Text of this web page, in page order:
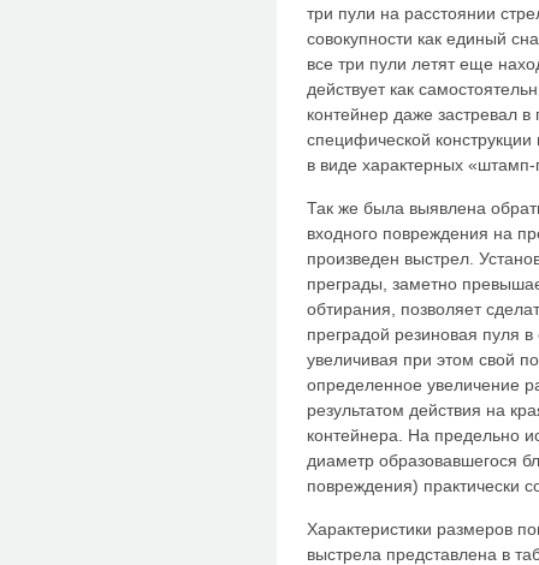
три пули на расстоянии
совокупности как единый
все три пули летят еще
действует как
контейнер даже застревал
специфической
в виде характерных
Так же была выявлена
входного повреждения на
произведен выстрел.
преграды, заметно
обтирания, позволяет
преградой резиновая пуля
увеличивая при этом свой
определенное увеличение
результатом действия на
контейнера. На предельно
диаметр образовавшегося
повреждения) практически
Характеристики размеров
выстрела представлена в